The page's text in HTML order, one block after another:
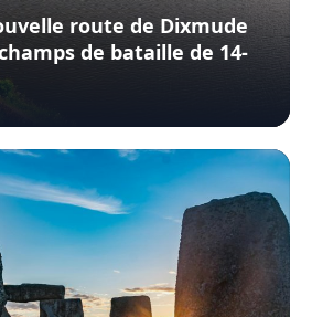
route de Dixmude
de bataille de 14-